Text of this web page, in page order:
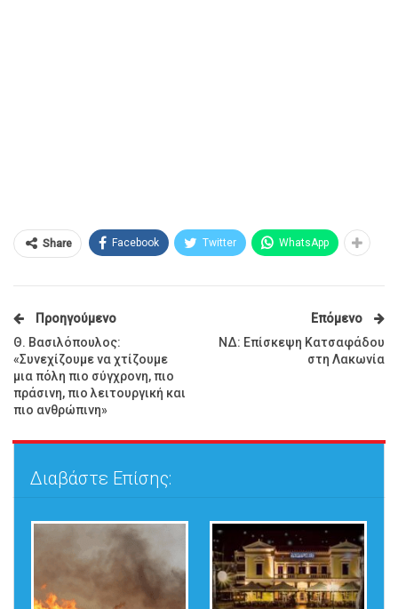
Share Facebook Twitter WhatsApp
Προηγούμενο
Θ. Βασιλόπουλος:
«Συνεχίζουμε να χτίζουμε
μια πόλη πιο σύγχρονη, πιο
πράσινη, πιο λειτουργική και
πιο ανθρώπινη»
Επόμενο
ΝΔ: Επίσκεψη Κατσαφάδου
στη Λακωνία
Διαβάστε Επίσης: